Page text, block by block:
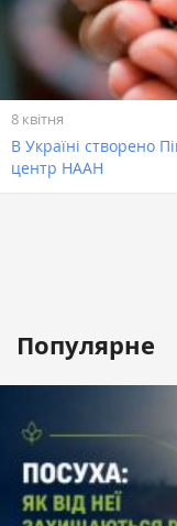
8 квітня
В Україні створено
центр НААН
Популярне